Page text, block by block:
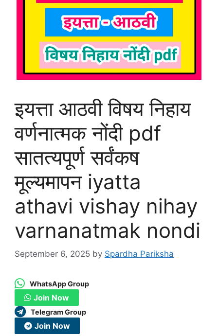
इयत्ता आठवी विषय निहाय
वर्णनात्मक नोंदी pdf
सातत्यपूर्ण सर्वंकष
मूल्यमापन iyatta
athavi vishay nihay
varnanatmak nondi
September 6, 2025 by Spardha Pariksha
WhatsApp Group
Join Now
Telegram Group
Join Now